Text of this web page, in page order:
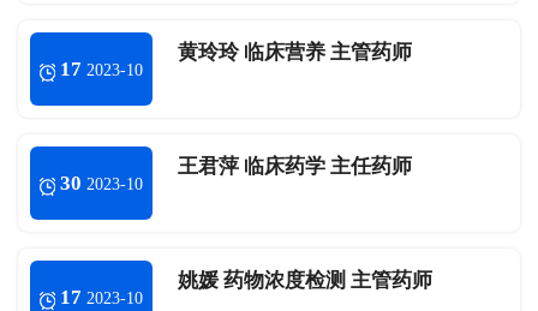
17 2023-10
黄玲玲 临床营养 主管药师
30 2023-10
王君萍 临床药学 主任药师
17 2023-10
姚媛 药物浓度检测 主管药师